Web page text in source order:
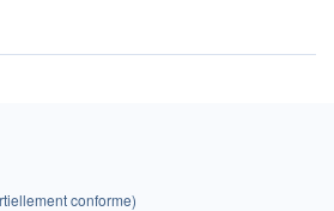
conforme)